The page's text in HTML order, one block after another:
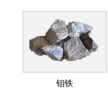
钼铁